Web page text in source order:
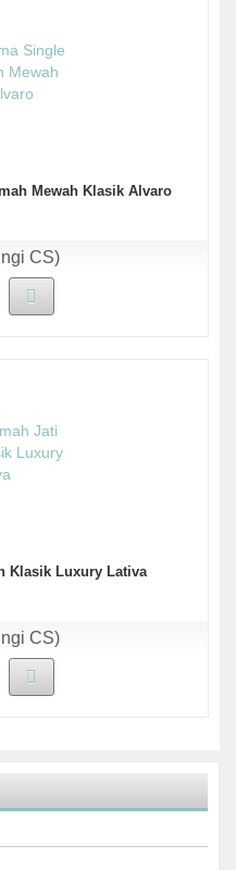
Mewah Klasik Alvaro
CS)
Klasik Luxury Lativa
CS)